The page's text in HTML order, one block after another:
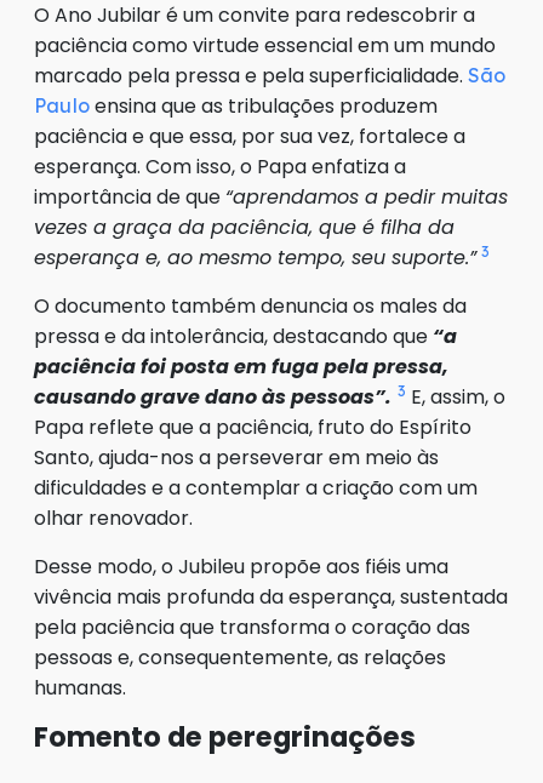
O Ano Jubilar é um convite para redescobrir a
paciência como virtude essencial em um mundo
marcado pela pressa e pela superficialidade. São
Paulo ensina que as tribulações produzem
paciência e que essa, por sua vez, fortalece a
esperança. Com isso, o Papa enfatiza a
importância de que “aprendamos a pedir muitas
vezes a graça da paciência, que é filha da
esperança e, ao mesmo tempo, seu suporte.” 3
O documento também denuncia os males da
pressa e da intolerância, destacando que “a
paciência foi posta em fuga pela pressa,
causando grave dano às pessoas”. 3 E, assim, o
Papa reflete que a paciência, fruto do Espírito
Santo, ajuda-nos a perseverar em meio às
dificuldades e a contemplar a criação com um
olhar renovador.
Desse modo, o Jubileu propõe aos fiéis uma
vivência mais profunda da esperança, sustentada
pela paciência que transforma o coração das
pessoas e, consequentemente, as relações
humanas.
Fomento de peregrinações